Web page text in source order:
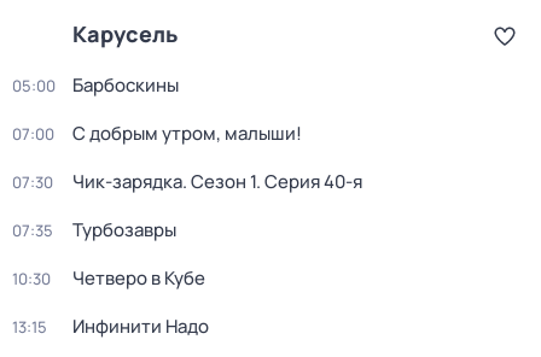
Карусель
05:00 Барбоскины
07:00 С добрым утром, малыши!
07:30 Чик-зарядка. Сезон 1. Серия 40-я
07:35 Турбозавры
10:30 Четверо в Кубе
13:15 Инфинити Надо